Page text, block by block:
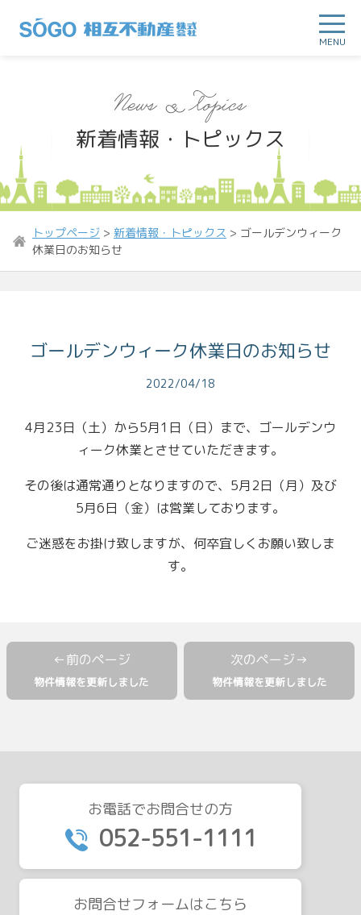
MENU
新着情報・トピックス
トップページ > 新着情報・トピックス > ゴールデンウィーク
休業日のお知らせ
ゴールデンウィーク休業日のお知らせ
2022/04/18
4月23日（土）から5月1日（日）まで、ゴールデンウ
ィーク休業とさせていただきます。
その後は通常通りとなりますので、5月2日（月）及び
5月6日（金）は営業しております。
ご迷惑をお掛け致しますが、何卒宜しくお願い致しま
す。
物件情報を更新しました 物件情報を更新しました
お電話でお問合せの方
052-551-1111
お問合せフォームはこちら